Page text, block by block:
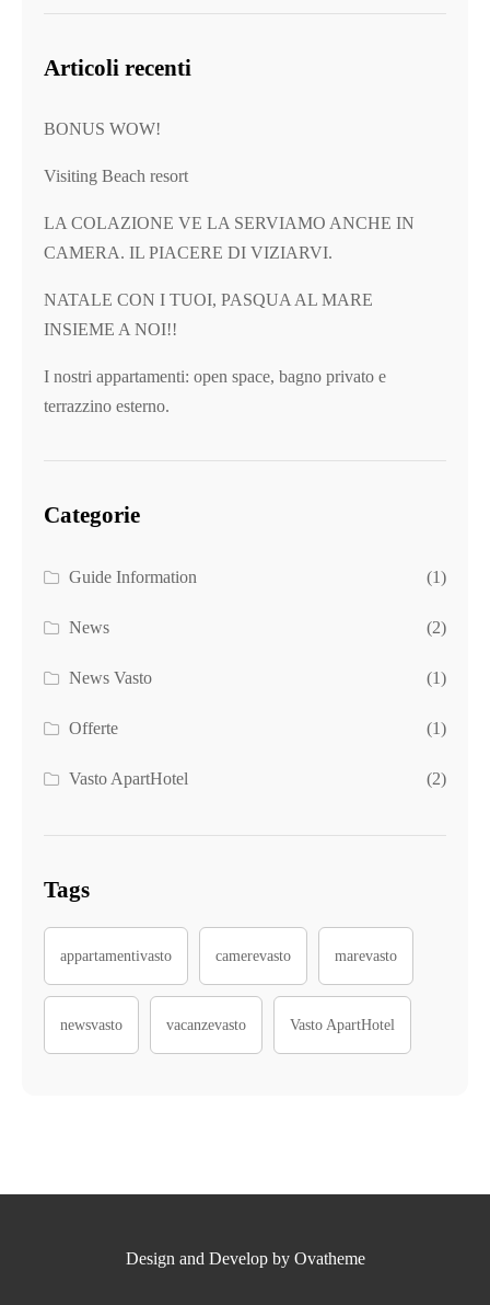
Articoli recenti
BONUS WOW!
Visiting Beach resort
LA COLAZIONE VE LA SERVIAMO ANCHE IN
CAMERA. IL PIACERE DI VIZIARVI.
NATALE CON I TUOI, PASQUA AL MARE
INSIEME A NOI!!
I nostri appartamenti: open space, bagno privato e
terrazzino esterno.
Categorie
Guide Information (1)
News (2)
News Vasto (1)
Offerte (1)
Vasto ApartHotel (2)
Tags
appartamentivasto camerevasto marevasto
newsvasto vacanzevasto Vasto ApartHotel
Design and Develop by Ovatheme